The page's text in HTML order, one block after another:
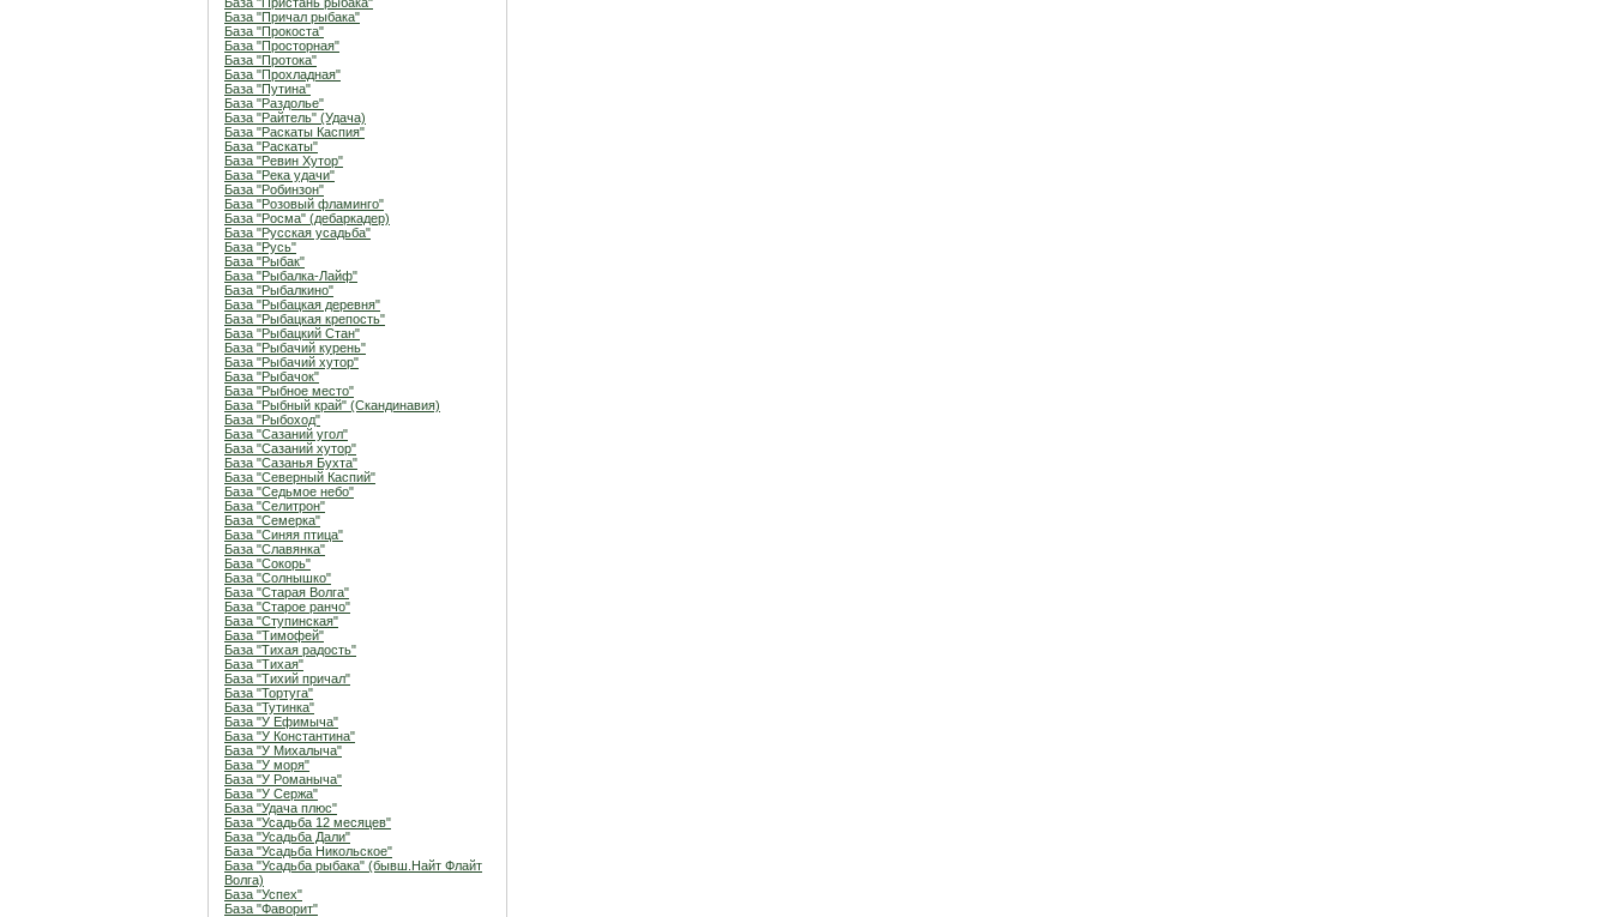
База "Причал рыбака"
База "Прокоста"
База "Просторная"
База "Протока"
База "Прохладная"
База "Путина"
База "Раздолье"
База "Райтель" (Удача)
База "Раскаты Каспия"
База "Раскаты"
База "Ревин Хутор"
База "Река удачи"
База "Робинзон"
База "Розовый фламинго"
База "Росма" (дебаркадер)
База "Русская усадьба"
База "Русь"
База "Рыбак"
База "Рыбалка-Лайф"
База "Рыбалкино"
База "Рыбацкая деревня"
База "Рыбацкая крепость"
База "Рыбацкий Стан"
База "Рыбачий курень"
База "Рыбачий хутор"
База "Рыбачок"
База "Рыбное место"
База "Рыбный край" (Скандинавия)
База "Рыбоход"
База "Сазаний угол"
База "Сазаний хутор"
База "Сазанья Бухта"
База "Северный Каспий"
База "Седьмое небо"
База "Селитрон"
База "Семерка"
База "Синяя птица"
База "Славянка"
База "Сокорь"
База "Солнышко"
База "Старая Волга"
База "Старое ранчо"
База "Ступинская"
База "Тимофей"
База "Тихая радость"
База "Тихая"
База "Тихий причал"
База "Тортуга"
База "Тутинка"
База "У Ефимыча"
База "У Константина"
База "У Михалыча"
База "У моря"
База "У Романыча"
База "У Сержа"
База "Удача плюс"
База "Усадьба 12 месяцев"
База "Усадьба Дали"
База "Усадьба Никольское"
База "Усадьба рыбака" (бывш.Найт Флайт
Волга)
База "Успех"
База "Фаворит"